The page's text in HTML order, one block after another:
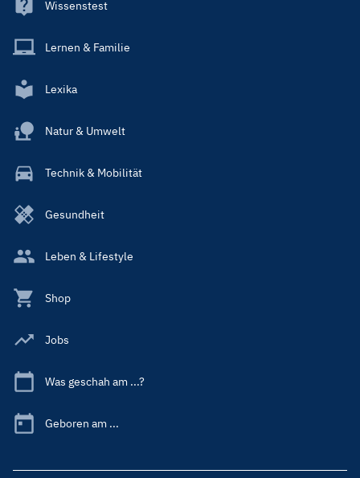
Wissenstest
Lernen & Familie
Lexika
Natur & Umwelt
Technik & Mobilität
Gesundheit
Leben & Lifestyle
Shop
Jobs
Was geschah am ...?
Geboren am ...